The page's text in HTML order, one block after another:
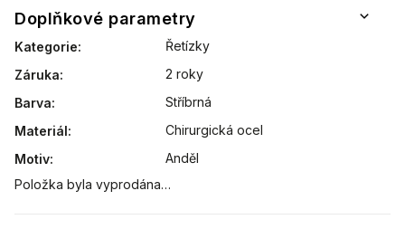
Doplňkové parametry
Kategorie:
Řetízky
Záruka:
2 roky
Barva:
Stříbrná
Materiál:
Chirurgická ocel
Motiv:
Anděl
Položka byla vyprodána…